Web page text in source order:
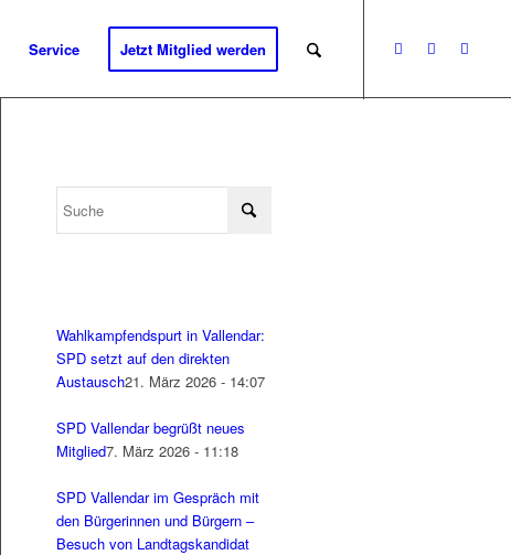
Service Jetzt Mitglied werden
Wahlkampfendspurt in Vallendar:
SPD setzt auf den direkten
Austausch21. März 2026 - 14:07
SPD Vallendar begrüßt neues
Mitglied7. März 2026 - 11:18
SPD Vallendar im Gespräch mit
den Bürgerinnen und Bürgern –
Besuch von Landtagskandidat